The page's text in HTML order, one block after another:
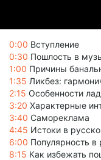
0:00 Вступление
0:30 Пошлость в
1:00 Причины
1:35 Ликбез:
2:15 Особенности
3:20 Характерные
3:40 Самореклама
4:45 Истоки в
6:00 Популярность
8:15 Как избежать